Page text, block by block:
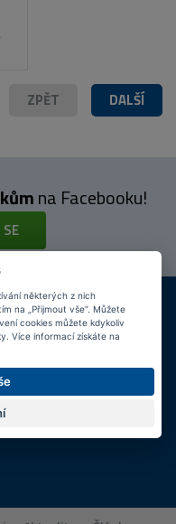
DALŠÍ
ZPĚT
na Facebooku!
PRODEJNY
na trhu více než 10 let
informovatmax.
některých z nich
na „Přijmout vše“. Můžete
cookies můžete kdykoliv
Více informací získáte na